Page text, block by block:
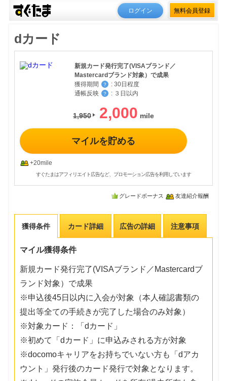
ログイン 無料会員登録
dカード
新規カード発行完了(VISAブランド／
Mastercardブランド対象）で成果
獲得期間
？ : 30日程度
通帳反映
？ : ３日以内
1,950 2,000
マイルを貯める
+20mile
すぐたまはアフィリエイト広告など、プロモーション広告を利用しています
グレードボーナス 友達紹介報酬
獲得条件 カード詳細 広告の詳細 注意事項
マイル獲得条件
新規カード発行完了(VISAブランド／Mastercardブ
ランド対象）で成果
※申込後45日以内に入会が対象（本人確認書類の
提出等全ての手続きが完了した場合のみ対象）
※対象カード：「dカード」
※初めて「dカード」に申込みされる方が対象
※docomoキャリアをお持ちでいない方も「dアカ
ウント」発行後のカード発行で対象となります。